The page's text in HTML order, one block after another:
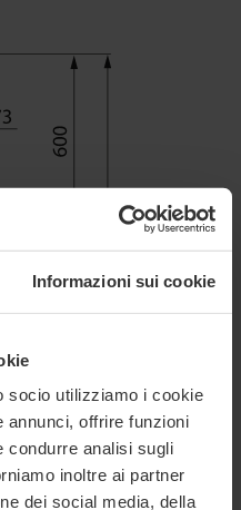
Informazioni sui cookie
socio utilizziamo i cookie
annunci, offrire funzioni
condurre analisi sugli
inoltre ai partner
dei social media, della